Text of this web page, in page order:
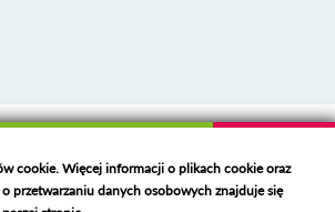
polspam.pl/
cookie. Więcej informacji o plikach cookie oraz
przetwarzaniu danych osobowych znajduje się